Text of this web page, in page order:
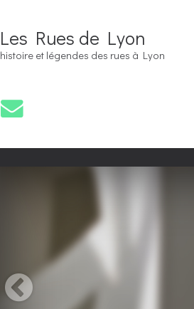
Les Rues de Lyon
histoire et légendes des rues à Lyon